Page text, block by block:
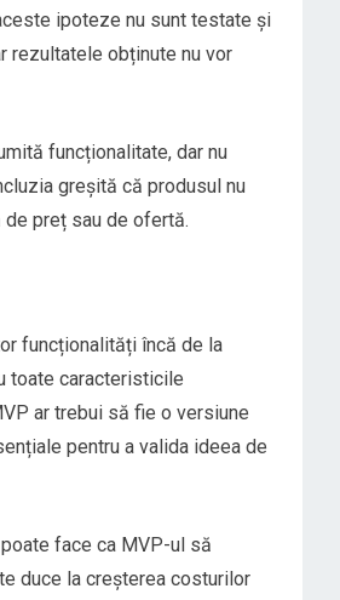
ipoteze nu sunt testate și
rezultatele obținute nu vor
funcționalitate, dar nu
greșită că produsul nu
de preț sau de ofertă.
funcționalități încă de la
toate caracteristicile
ar trebui să fie o versiune
pentru a valida ideea de
face ca MVP-ul să
duce la creșterea costurilor